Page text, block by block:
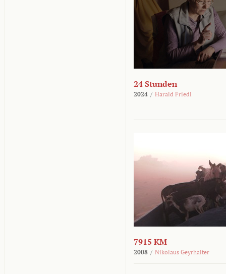
24 Stunden
2024 / Harald Friedl
7915 KM
2008 / Nikolaus Geyrhalter